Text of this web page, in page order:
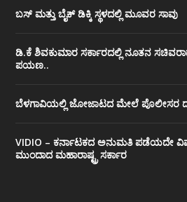
ಬಸ್ ಮತ್ತು ಬೈಕ್ ಡಿಕ್ಕಿ ಸ್ಥಳದಲ್ಲಿ ಮೂವರ ಸಾವು
ಡಿ.ಕೆ ಶಿವಕುಮಾರ ಸರ್ಕಾರದಲ್ಲಿ ನೂತನ
ಪಯಣ..
ಬೆಳಗಾವಿಯಲ್ಲಿ ಜೋಜಾಟದ ಮೇಲೆ ಪೊಲೀಸರ
VIDIO – ಕರ್ನಾಟಕದ ಅನುಮತಿ ಪಡೆಯದೇ
ಮುಂದಾದ ಮಹಾರಾಷ್ಟ್ರ ಸರ್ಕಾರ